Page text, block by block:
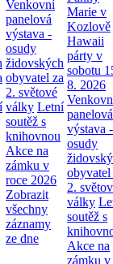
Venkovní
panelová
výstava -
osudy
židovských
obyvatel za
2. světové
války Letní
soutěž s
knihovnou
Akce na
zámku v
roce 2026
Zobrazit
všechny
záznamy
ze dne
Marie v
Kozlově
Hawaii
párty v
sobotu
8. 2026
panelová
výstava -
osudy
obyvatel
2.
války
soutěž s
Akce na
zámku v